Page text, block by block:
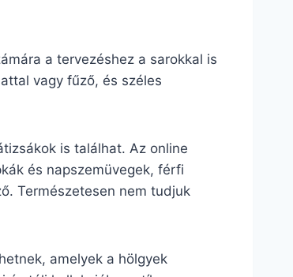
a tervezéshez a sarokkal is
vagy fűző, és széles
is találhat. Az online
és napszemüvegek, férfi
Természetesen nem tudjuk
amelyek a hölgyek